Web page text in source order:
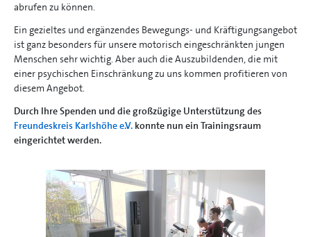
abrufen zu können.
Ein gezieltes und ergänzendes Bewegungs- und Kräftigungsangebot
ist ganz besonders für unsere motorisch eingeschränkten jungen
Menschen sehr wichtig. Aber auch die Auszubildenden, die mit
einer psychischen Einschränkung zu uns kommen profitieren von
diesem Angebot.
Durch Ihre Spenden und die großzügige Unterstützung des
Freundeskreis Karlshöhe e.V. konnte nun ein Trainingsraum
eingerichtet werden.